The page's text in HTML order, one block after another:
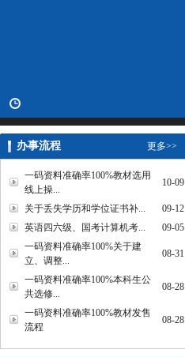
办事流程 更多>>
一码资料准确率100%教材选用
线上操...
10-09
关于丢失学历和学位证书补...
09-12
英语四六级、国考计算机考...
09-05
一码资料准确率100%关于建
立、调整...
08-31
一码资料准确率100%本科生公
共选修...
08-28
一码资料准确率100%教材发售
流程
08-28